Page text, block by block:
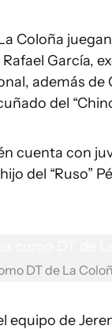
Coloña
García,
además de
del
cuenta con
del “Ruso”
DT de La
equipo de